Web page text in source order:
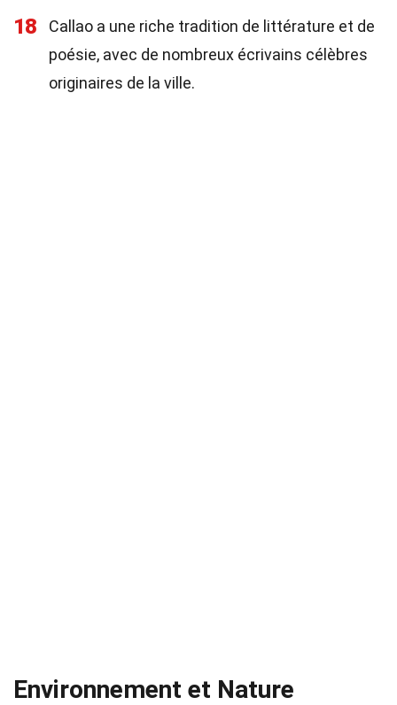
18
Callao a une riche tradition de littérature et de
poésie, avec de nombreux écrivains célèbres
originaires de la ville.
Environnement et Nature